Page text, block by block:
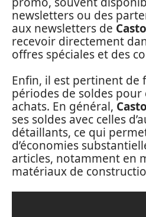
newsletters ou des
aux newsletters de
recevoir directement
offres spéciales et des
Enfin, il est pertinent de
périodes de soldes
achats. En général,
ses soldes avec celles
détaillants, ce qui
d’économies
articles, notamment en
matériaux de